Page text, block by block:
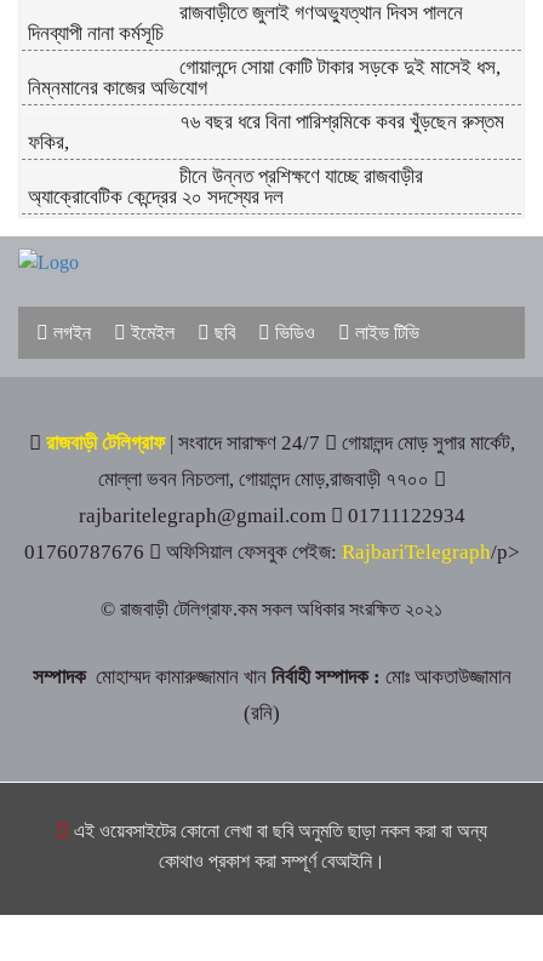
রাজবাড়ীতে জুলাই গণঅভ্যুত্থান দিবস পালনে
দিনব্যাপী নানা কর্মসূচি
গোয়ালন্দে সোয়া কোটি টাকার সড়কে দুই মাসেই ধস,
নিম্নমানের কাজের অভিযোগ
৭৬ বছর ধরে বিনা পারিশ্রমিকে কবর খুঁড়ছেন রুস্তম
ফকির,
চীনে উন্নত প্রশিক্ষণে যাচ্ছে রাজবাড়ীর
অ্যাক্রোবেটিক কেন্দ্রের ২০ সদস্যের দল
গোয়ালন্দ উপজেলা প্রশাসনের দায়িত্ব নিলেন ইউএনও
দলীয় তালিকা আমলে না নেওয়ায় গোয়ালন্দে সদ্য
পাংশায় ১০৪ পিস ইয়াবাসহ মাদক কারবারি গ্রেপ্তার
গোয়ালন্দে ১২ মামলার আসামি রোজিসহ তিন মাদক
কালুখালীতে বাস-মাহিন্দ্রা সংঘর্ষে চালক নিহত, আহত ৫
গোয়ালন্দ স্বাস্থ্য কমপ্লেক্সে আকস্মিক পরিদর্শনে জেলা
সিভিল সার্জন
রাজবাড়ীতে শুরু হলো এআইভিত্তিক দক্ষতা উন্নয়ন
লগইন ইমেইল ছবি ভিডিও লাইভ টিভি
রাজবাড়ী টেলিগ্রাফ | সংবাদে সারাক্ষণ 24/7
গোয়ালন্দ মোড় সুপার মার্কেট,
মোল্লা ভবন নিচতলা, গোয়ালন্দ মোড়,রাজবাড়ী ৭৭০০
rajbaritelegraph@gmail.com
01711122934
01760787676
অফিসিয়াল ফেসবুক পেইজ: RajbariTelegraph/p>
© রাজবাড়ী টেলিগ্রাফ.কম সকল অধিকার সংরক্ষিত ২০২১
সম্পাদক মোহাম্মদ কামারুজ্জামান খান নির্বাহী সম্পাদক : মোঃ আকতাউজ্জামান
(রনি)
এই ওয়েবসাইটের কোনো লেখা বা ছবি অনুমতি ছাড়া নকল করা বা অন্য
কোথাও প্রকাশ করা সম্পূর্ণ বেআইনি।